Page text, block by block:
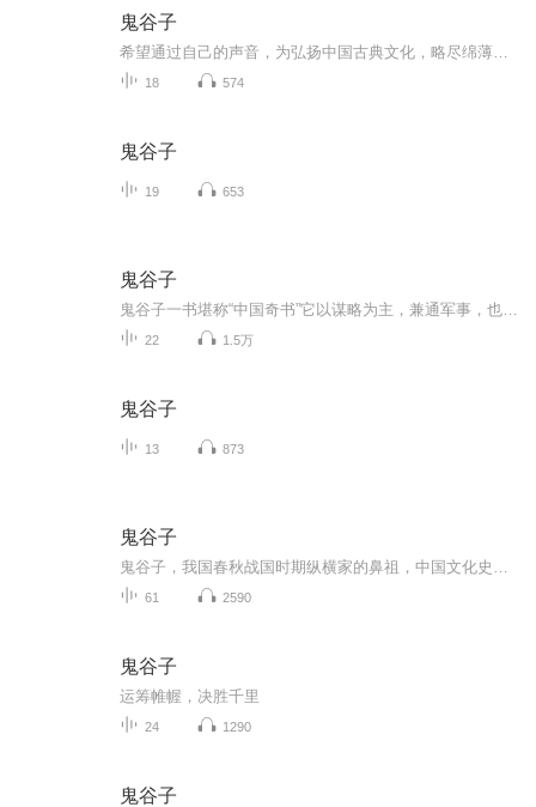
鬼谷子
18 574
鬼谷子
19 653
鬼谷子
22 1.5万
鬼谷子
13 873
鬼谷子
61 2590
鬼谷子
运筹帷幄，决胜千里
24 1290
鬼谷子